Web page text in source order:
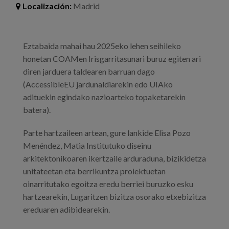
Blog
Trabaja con nosotros
Canal de denuncias
Localización: Madrid
Eztabaida mahai hau 2025eko lehen seihileko
honetan COAMen Irisgarritasunari buruz egiten ari
diren jarduera taldearen barruan dago
(AccessibleEU jardunaldiarekin edo UIAko
adituekin egindako nazioarteko topaketarekin
batera).
Parte hartzaileen artean, gure lankide Elisa Pozo
Menéndez, Matia Institutuko diseinu
arkitektonikoaren ikertzaile arduraduna, bizikidetza
unitateetan eta berrikuntza proiektuetan
oinarritutako egoitza eredu berriei buruzko esku
hartzearekin, Lugaritzen bizitza osorako etxebizitza
ereduaren adibidearekin.